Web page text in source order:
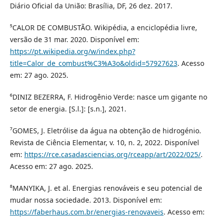
Diário Oficial da União: Brasília, DF, 26 dez. 2017.
⁵CALOR DE COMBUSTÃO. Wikipédia, a enciclopédia livre,
versão de 31 mar. 2020. Disponível em:
https://pt.wikipedia.org/w/index.php?
title=Calor_de_combust%C3%A3o&oldid=57927623. Acesso
em: 27 ago. 2025.
⁶DINIZ BEZERRA, F. Hidrogênio Verde: nasce um gigante no
setor de energia. [S.l.]: [s.n.], 2021.
⁷GOMES, J. Eletrólise da água na obtenção de hidrogénio.
Revista de Ciência Elementar, v. 10, n. 2, 2022. Disponível
em: https://rce.casadasciencias.org/rceapp/art/2022/025/.
Acesso em: 27 ago. 2025.
⁸MANYIKA, J. et al. Energias renováveis e seu potencial de
mudar nossa sociedade. 2013. Disponível em:
https://faberhaus.com.br/energias-renovaveis. Acesso em: